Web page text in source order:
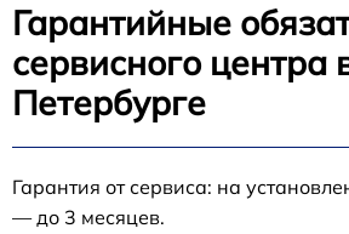
Гарантийные
сервисного центра
Петербурге
Гарантия от сервиса: на
— до 3 месяцев.